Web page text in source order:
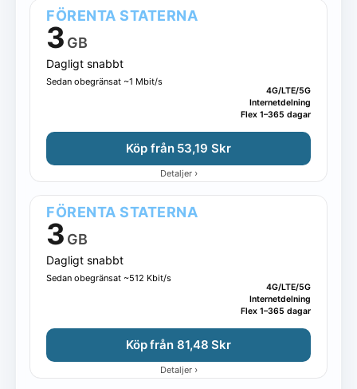
FÖRENTA STATERNA
3 GB
Dagligt snabbt
Sedan obegränsat ~1 Mbit/s
4G/LTE/5G
Internetdelning
Flex 1–365 dagar
Köp från 53,19 Skr
Detaljer ›
FÖRENTA STATERNA
3 GB
Dagligt snabbt
Sedan obegränsat ~512 Kbit/s
4G/LTE/5G
Internetdelning
Flex 1–365 dagar
Köp från 81,48 Skr
Detaljer ›